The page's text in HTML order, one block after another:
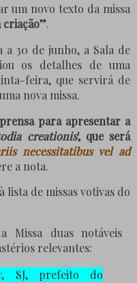
um novo texto da missa
criação”.
a 30 de junho, a Sala de
os detalhes de uma
feira, que servirá de
nova missa.
para apresentar a
creationis', que será
necessitatibus vel ad
a nota.
lista de missas votivas do
Missa duas notáveis
relevantes:
SJ, prefeito do